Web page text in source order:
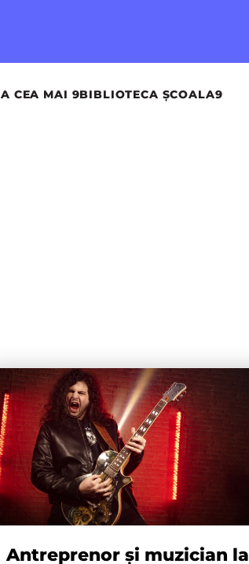
CEA MAI 9BIBLIOTECA ȘCOALA9
Antreprenor și muzician la